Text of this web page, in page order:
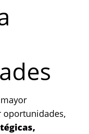
oportunidades,